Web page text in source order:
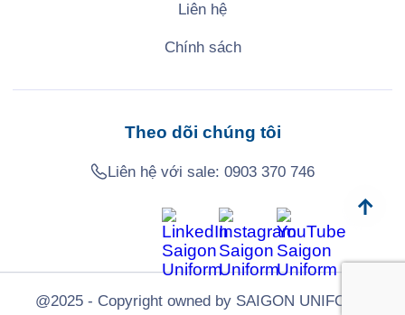
Liên hệ
Chính sách
Theo dõi chúng tôi
Liên hệ với sale:0903 370 746
@2025 - Copyright owned by SAIGON UNIFORM